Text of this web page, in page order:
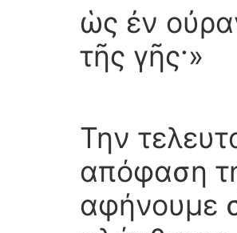
ὡς ἐν
τῆς γῆς·»
Την
απόφαση
αφήνουμε